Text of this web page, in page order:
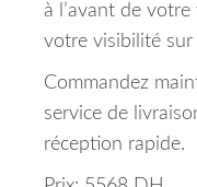
à l’avant de
votre visibilité sur
Commandez
service de
réception rapide.